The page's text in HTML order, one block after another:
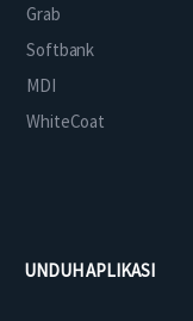
Grab
Softbank
MDI
WhiteCoat
UNDUH APLIKASI